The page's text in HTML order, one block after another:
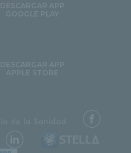
DESCARGAR APP
GOOGLE PLAY
DESCARGAR APP
APPLE STORE